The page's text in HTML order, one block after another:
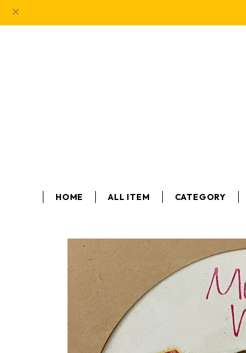
HOME ALL ITEM CATEGORY